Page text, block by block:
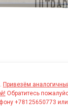
Привезём
Обратитесь
+78125650773